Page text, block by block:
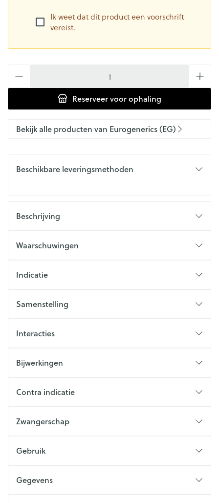
Ik weet dat dit product een voorschrift
vereist.
Reserveervoor ophaling
Bekijk alle producten van Eurogenerics (EG)
Beschikbare leveringsmethoden
Beschrijving
Waarschuwingen
Indicatie
Samenstelling
Interacties
Bijwerkingen
Contra indicatie
Zwangerschap
Gebruik
Gegevens